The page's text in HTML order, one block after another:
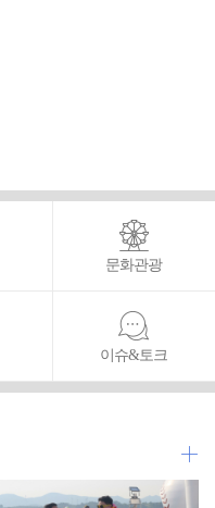
문화관광
이슈&토크